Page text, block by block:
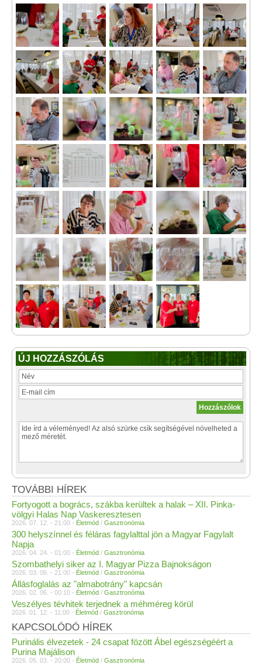
ÚJ HOZZÁSZÓLÁS
TOVÁBBI HÍREK
Fortyogott a bogrács, szákba kerültek a halak – XII. Pinka-
völgyi Halas Nap Vaskeresztesen
2026. 07. 12. - 21:00 - Életmód / Gasztronómia
300 helyszínnel és féláras fagylalttal jön a Magyar Fagylalt
Napja
2026. 04. 24. - 01:00 - Életmód / Gasztronómia
Szombathelyi siker az I. Magyar Pizza Bajnokságon
2026. 03. 06. - 21:00 - Életmód / Gasztronómia
Állásfoglalás az "almabotrány" kapcsán
2026. 02. 06. - 00:10 - Életmód / Gasztronómia
Veszélyes tévhitek terjednek a méhméreg körül
2026. 01. 12. - 11:00 - Életmód / Gasztronómia
KAPCSOLÓDÓ HÍREK
Purinális élvezetek - 24 csapat fözött Ábel egészségéért a
Purina Majálison
2026. 05. 03. - 20:00 - Életmód / Gasztronómia